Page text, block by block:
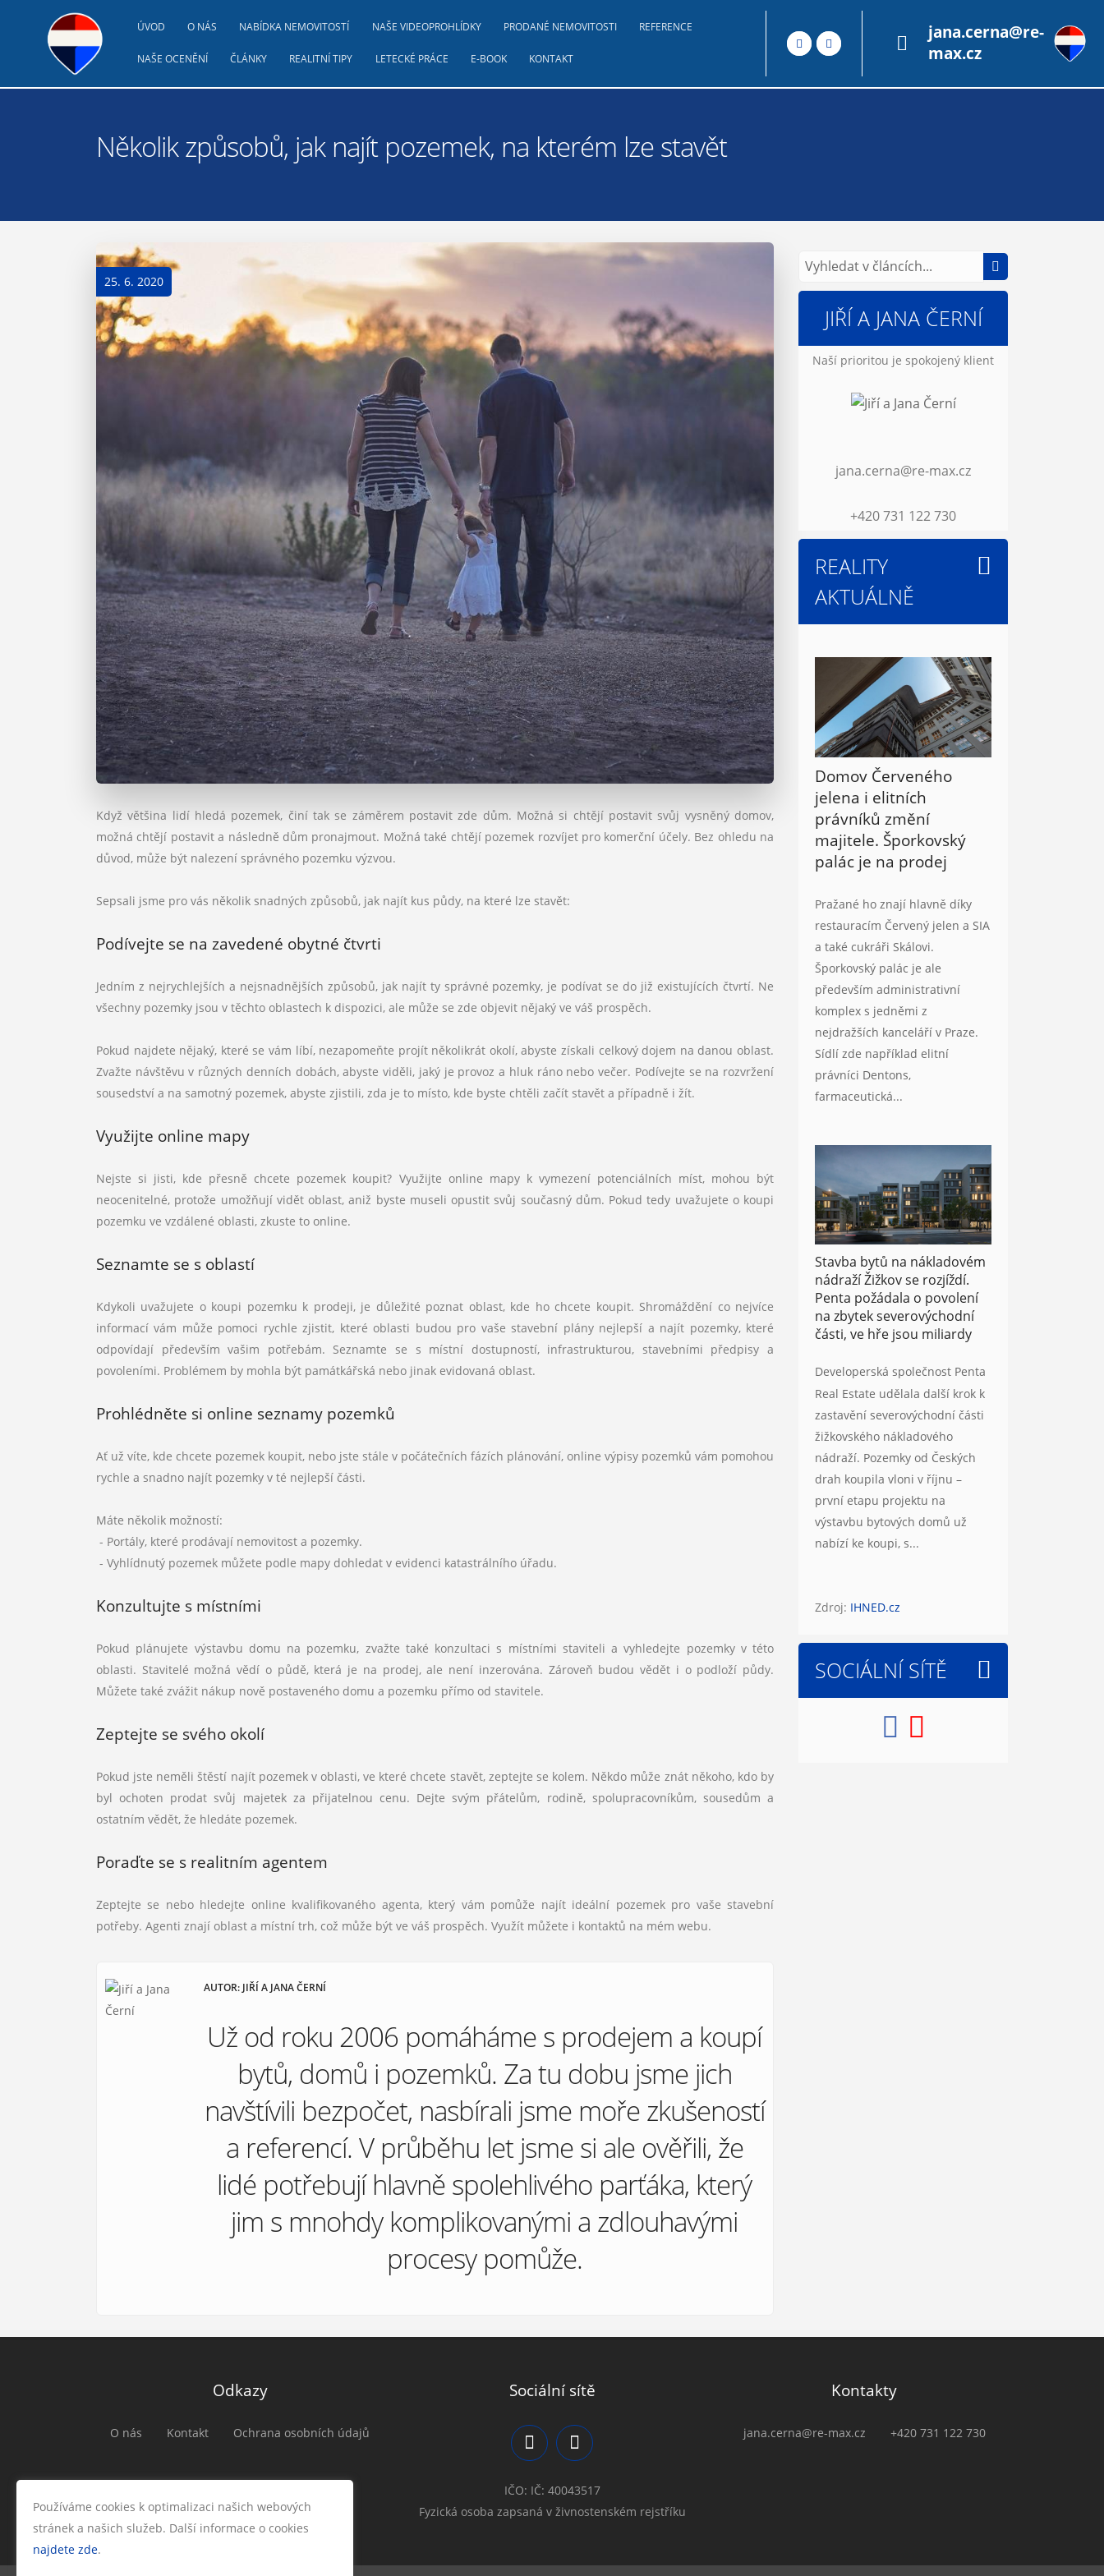
ÚVOD O NÁS NABÍDKA NEMOVITOSTÍ NAŠE VIDEOPROHLÍDKY PRODANÉ NEMOVITOSTI REFERENCE
NAŠE OCENĚNÍ ČLÁNKY REALITNÍ TIPY LETECKÉ PRÁCE E-BOOK KONTAKT
jana.cerna@re-
max.cz
Několik způsobů, jak najít pozemek, na kterém lze stavět
25. 6. 2020
Když většina lidí hledá pozemek, činí tak se záměrem postavit zde dům. Možná si chtějí postavit svůj vysněný domov,
možná chtějí postavit a následně dům pronajmout. Možná také chtějí pozemek rozvíjet pro komerční účely. Bez ohledu na
důvod, může být nalezení správného pozemku výzvou.
Sepsali jsme pro vás několik snadných způsobů, jak najít kus půdy, na které lze stavět:
Podívejte se na zavedené obytné čtvrti
Jedním z nejrychlejších a nejsnadnějších způsobů, jak najít ty správné pozemky, je podívat se do již existujících čtvrtí. Ne
všechny pozemky jsou v těchto oblastech k dispozici, ale může se zde objevit nějaký ve váš prospěch.
Pokud najdete nějaký, které se vám líbí, nezapomeňte projít několikrát okolí, abyste získali celkový dojem na danou oblast.
Zvažte návštěvu v různých denních dobách, abyste viděli, jaký je provoz a hluk ráno nebo večer. Podívejte se na rozvržení
sousedství a na samotný pozemek, abyste zjistili, zda je to místo, kde byste chtěli začít stavět a případně i žít.
Využijte online mapy
Nejste si jisti, kde přesně chcete pozemek koupit? Využijte online mapy k vymezení potenciálních míst, mohou být
neocenitelné, protože umožňují vidět oblast, aniž byste museli opustit svůj současný dům. Pokud tedy uvažujete o koupi
pozemku ve vzdálené oblasti, zkuste to online.
Seznamte se s oblastí
Kdykoli uvažujete o koupi pozemku k prodeji, je důležité poznat oblast, kde ho chcete koupit. Shromáždění co nejvíce
informací vám může pomoci rychle zjistit, které oblasti budou pro vaše stavební plány nejlepší a najít pozemky, které
odpovídají především vašim potřebám. Seznamte se s místní dostupností, infrastrukturou, stavebními předpisy a
povoleními. Problémem by mohla být památkářská nebo jinak evidovaná oblast.
Prohlédněte si online seznamy pozemků
Ať už víte, kde chcete pozemek koupit, nebo jste stále v počátečních fázích plánování, online výpisy pozemků vám pomohou
rychle a snadno najít pozemky v té nejlepší části.
Máte několik možností:
- Portály, které prodávají nemovitost a pozemky.
- Vyhlídnutý pozemek můžete podle mapy dohledat v evidenci katastrálního úřadu.
Konzultujte s místními
Pokud plánujete výstavbu domu na pozemku, zvažte také konzultaci s místními staviteli a vyhledejte pozemky v této
oblasti. Stavitelé možná vědí o půdě, která je na prodej, ale není inzerována. Zároveň budou vědět i o podloží půdy.
Můžete také zvážit nákup nově postaveného domu a pozemku přímo od stavitele.
Zeptejte se svého okolí
Pokud jste neměli štěstí najít pozemek v oblasti, ve které chcete stavět, zeptejte se kolem. Někdo může znát někoho, kdo by
byl ochoten prodat svůj majetek za přijatelnou cenu. Dejte svým přátelům, rodině, spolupracovníkům, sousedům a
ostatním vědět, že hledáte pozemek.
Poraďte se s realitním agentem
Zeptejte se nebo hledejte online kvalifikovaného agenta, který vám pomůže najít ideální pozemek pro vaše stavební
potřeby. Agenti znají oblast a místní trh, což může být ve váš prospěch. Využít můžete i kontaktů na mém webu.
AUTOR: JIŘÍ A JANA ČERNÍ
Už od roku 2006 pomáháme s prodejem a koupí
bytů, domů i pozemků. Za tu dobu jsme jich
navštívili bezpočet, nasbírali jsme moře zkušeností
a referencí. V průběhu let jsme si ale ověřili, že
lidé potřebují hlavně spolehlivého parťáka, který
jim s mnohdy komplikovanými a zdlouhavými
procesy pomůže.
JIŘÍ A JANA ČERNÍ
Naší prioritou je spokojený klient
jana.cerna@re-max.cz
+420 731 122 730
REALITY
AKTUÁLNĚ
Domov Červeného
jelena i elitních
právníků změní
majitele. Šporkovský
palác je na prodej
Pražané ho znají hlavně díky
restauracím Červený jelen a SIA
a také cukráři Skálovi.
Šporkovský palác je ale
především administrativní
komplex s jedněmi z
nejdražších kanceláří v Praze.
Sídlí zde například elitní
právníci Dentons,
farmaceutická...
Stavba bytů na nákladovém
nádraží Žižkov se rozjíždí.
Penta požádala o povolení
na zbytek severovýchodní
části, ve hře jsou miliardy
Developerská společnost Penta
Real Estate udělala další krok k
zastavění severovýchodní části
žižkovského nákladového
nádraží. Pozemky od Českých
drah koupila vloni v říjnu –
první etapu projektu na
výstavbu bytových domů už
nabízí ke koupi, s...
Zdroj: IHNED.cz
SOCIÁLNÍ SÍTĚ
Odkazy
O nás Kontakt Ochrana osobních údajů
Sociální sítě Kontakty
jana.cerna@re-max.cz +420 731 122 730
IČO: IČ: 40043517
Fyzická osoba zapsaná v živnostenském rejstříku
Používáme cookies k optimalizaci našich webových
stránek a našich služeb. Další informace o cookies
najdete zde.